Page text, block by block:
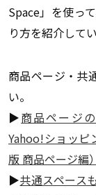
Space」を使っ
り方を紹介して
商品ページ・共
い。
▶商品ページ
Yahoo!ショッピ
版 商品ページ編）
▶共通スペース